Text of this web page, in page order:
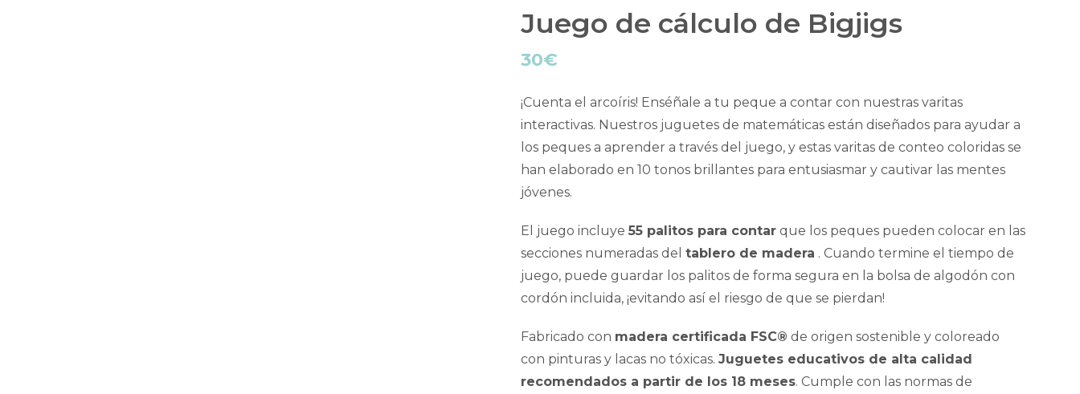
Juego de cálculo de Bigjigs
30€
¡Cuenta el arcoíris! Enséñale a tu peque a contar con nuestras varitas
interactivas. Nuestros juguetes de matemáticas están diseñados para ayudar a
los peques a aprender a través del juego, y estas varitas de conteo coloridas se
han elaborado en 10 tonos brillantes para entusiasmar y cautivar las mentes
jóvenes.
El juego incluye 55 palitos para contarque los peques pueden colocar en las
secciones numeradas del tablero de madera . Cuando termine el tiempo de
juego, puede guardar los palitos de forma segura en la bolsa de algodón con
cordón incluida, ¡evitando así el riesgo de que se pierdan!
Fabricado con madera certificada FSC® de origen sostenible y coloreado
con pinturas y lacas no tóxicas. Juguetes educativos de alta calidad
recomendados a partir de los 18 meses. Cumple con las normas de